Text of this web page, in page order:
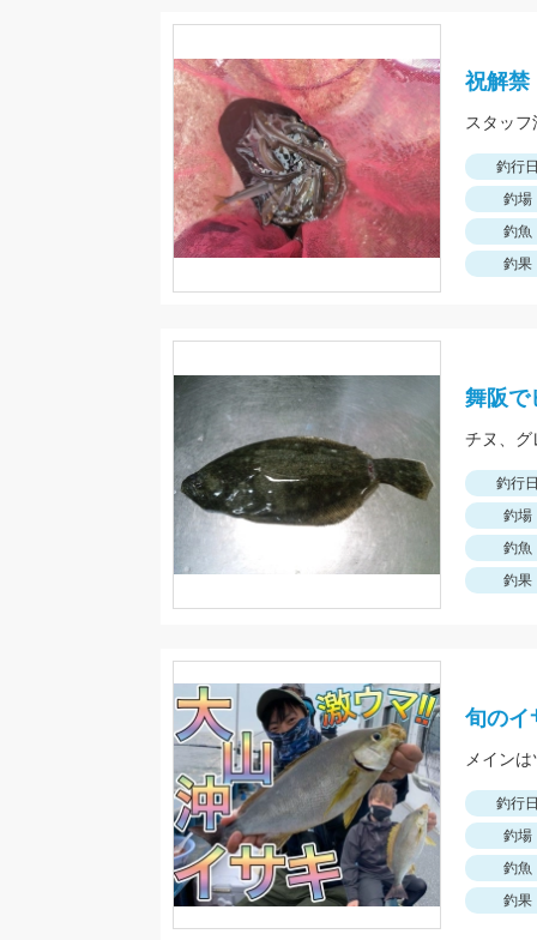
祝解禁
釣行
釣場
釣魚
釣果
舞阪で
釣行
釣場
釣魚
釣果
旬のイ
釣行
釣場
釣魚
釣果